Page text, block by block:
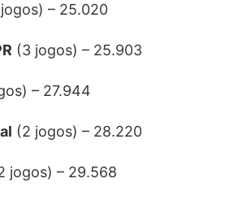
– 25.020
(3 jogos) – 25.903
– 27.944
(2 jogos) – 28.220
jogos) – 29.568